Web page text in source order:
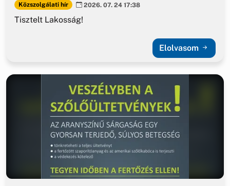
Közszolgálati hír 2026. 07. 24 17:38
Tisztelt Lakosság!
Elolvasom